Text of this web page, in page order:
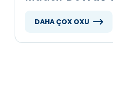
DAHA ÇOX OXU